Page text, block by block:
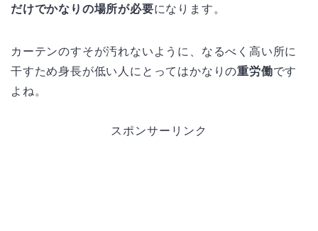
だけでかなりの場所が必要になります。
カーテンのすそが汚れないように、なるべく高い所に
干すため身長が低い人にとってはかなりの重労働です
よね。
スポンサーリンク